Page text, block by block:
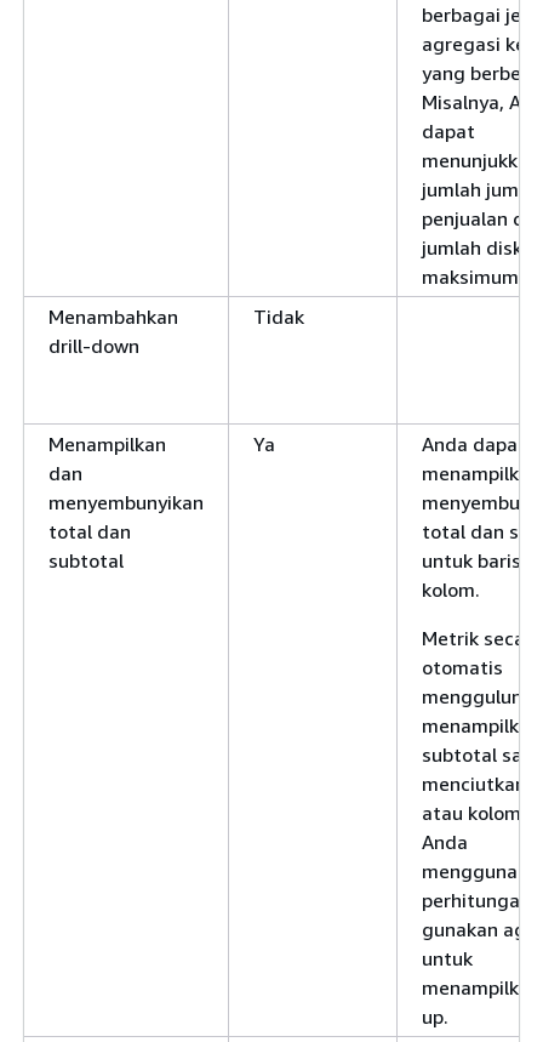
berbagai
agregasi ke
yang
Misalnya,
dapat
menunjukkan
jumlah
penjualan
jumlah diskon
maksimum.
Menambahkan
drill-down
Tidak
Menampilkan
dan
menyembunyikan
total dan
subtotal
Ya
Anda dapat
total dan
untuk baris
kolom.
Metrik secara
otomatis
menggulung
menampilkan
subtotal
menciutkan
atau kolom.
Anda
perhitungan
gunakan
untuk
up.